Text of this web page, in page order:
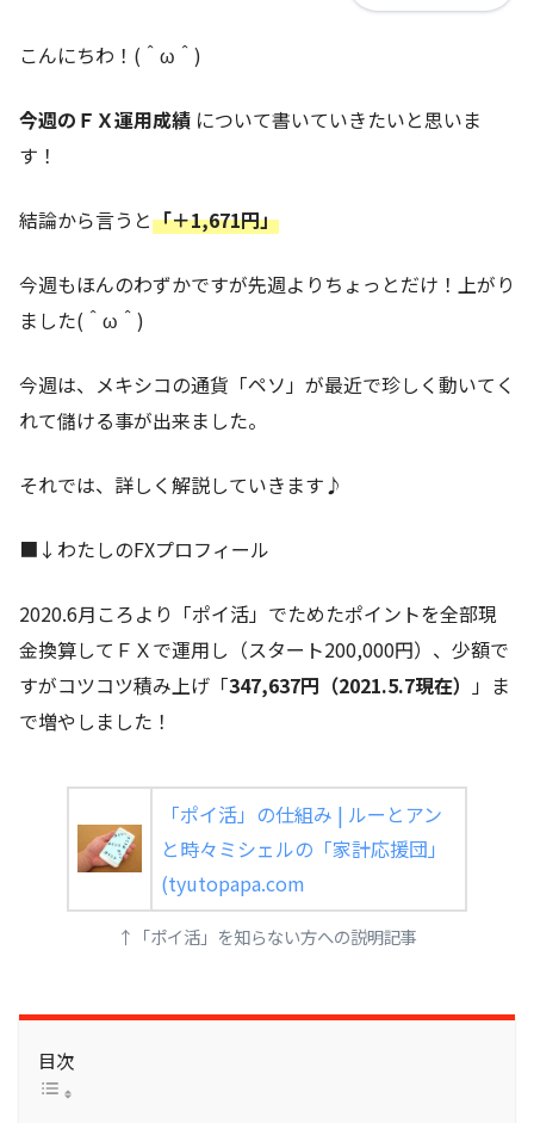
こんにちわ！(＾ω＾)
今週のＦＸ運用成績 について書いていきたいと思いま
す！
結論から言うと「＋1,671円」
今週もほんのわずかですが先週よりちょっとだけ！上がり
ました(＾ω＾)
今週は、メキシコの通貨「ペソ」が最近で珍しく動いてく
れて儲ける事が出来ました。
それでは、詳しく解説していきます♪
■↓わたしのFXプロフィール
2020.6月ころより「ポイ活」でためたポイントを全部現
金換算してＦＸで運用し（スタート200,000円）、少額で
すがコツコツ積み上げ「347,637円（2021.5.7現在）
」ま
で増やしました！
「ポイ活」の仕組み | ルーとアン
と時々ミシェルの「家計応援団」
(tyutopapa.com
↑「ポイ活」を知らない方への説明記事
目次